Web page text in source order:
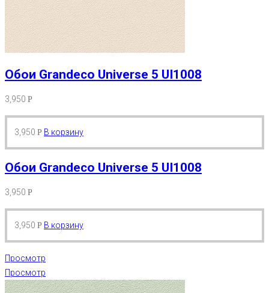
Обои Grandeco Universe 5 UI1008
3,950 Р
3,950 Р В корзину
Обои Grandeco Universe 5 UI1008
3,950 Р
3,950 Р В корзину
Просмотр
Просмотр